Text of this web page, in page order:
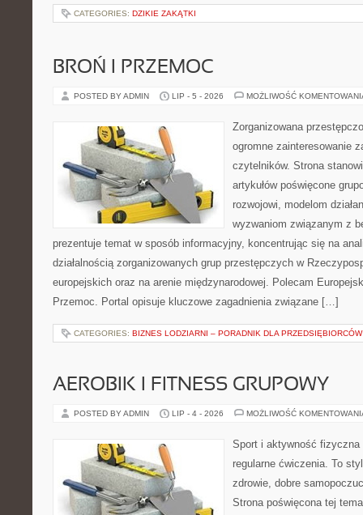
CATEGORIES: DZIKIE ZAKĄTKI
BROŃ I PRZEMOC
POSTED BY ADMIN LIP - 5 - 2026 MOŻLIWOŚĆ
Zorganizowana
ogromne zainteresowanie
czytelników. Strona
artykułów poświęcone
rozwojowi, modelom
wyzwaniom związanym z
prezentuje temat w sposób informacyjny, koncentrując się na
działalnością zorganizowanych grup przestępczych w
europejskich oraz na arenie międzynarodowej. Polecam
Przemoc. Portal opisuje kluczowe zagadnienia związane […]
CATEGORIES: BIZNES LODZIARNI – PORADNIK DLA PRZEDSIĘBIORCÓW
AEROBIK I FITNESS GRUPOWY
POSTED BY ADMIN LIP - 4 - 2026 MOŻLIWOŚĆ
Sport i aktywność
regularne ćwiczenia. To
zdrowie, dobre
Strona poświęcona tej